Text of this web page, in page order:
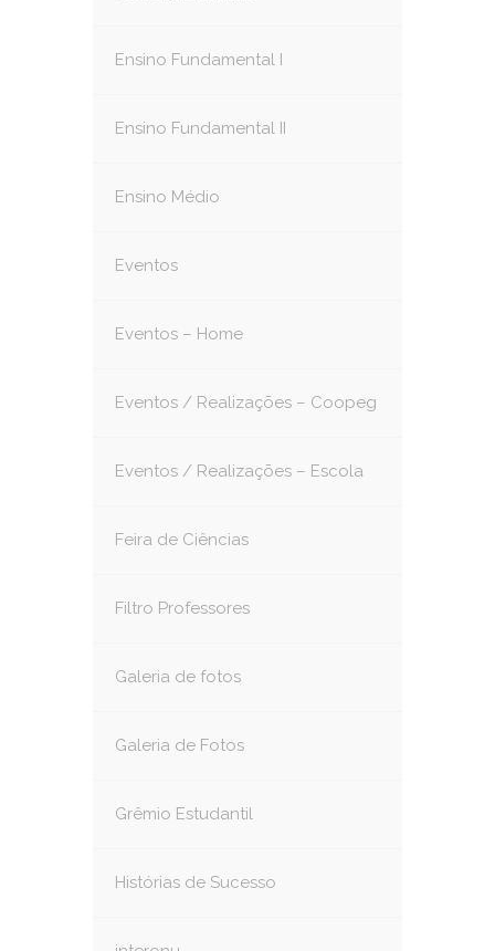
Ensino Fundamental I
Ensino Fundamental II
Ensino Médio
Eventos
Eventos – Home
Eventos / Realizações – Coopeg
Eventos / Realizações – Escola
Feira de Ciências
Filtro Professores
Galeria de fotos
Galeria de Fotos
Grêmio Estudantil
Histórias de Sucesso